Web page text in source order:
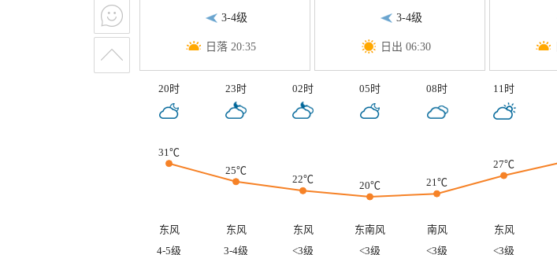
3-4级
日落 20:35
3-4级
日出 06:30
20时 23时 02时 05时 08时 11时
31℃
25℃
22℃
20℃ 21℃
27℃
东风 东风 东风 东南风 南风 东风
4-5级
3-4级 <3级 <3级 <3级 <3级